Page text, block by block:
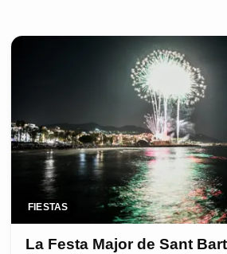
FIESTAS
La Festa Major de Sant